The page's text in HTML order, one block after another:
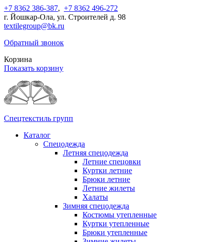
+7 8362 386-387, +7 8362 496-272
г. Йошкар-Ола, ул. Строителей д. 98
textilegroup@bk.ru
Обратный звонок
Корзина
Показать корзину
Спецтекстиль групп
Каталог
Спецодежда
Летняя спецодежда
Летние спецовки
Куртки летние
Брюки летние
Летние жилеты
Халаты
Зимняя спецодежда
Костюмы утепленные
Куртки утепленные
Брюки утепленные